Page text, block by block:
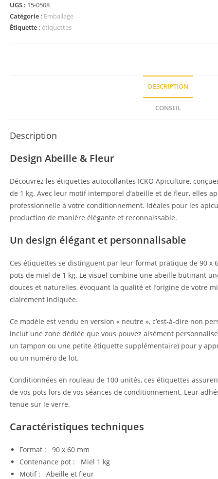
UGS : 15-0508
Catégorie : Emballage
Étiquette : étiquettes
DESCRIPTION
CONSEIL
Description
Design Abeille & Fleur
Découvrez les étiquettes autocollantes ICKO Apiculture,
de 1 kg. Avec leur motif intemporel d’abeille et de fleur, elles
professionnelle à votre conditionnement. Idéales pour les
production de manière élégante et reconnaissable.
Un design élégant et personnalisable
Ces étiquettes se distinguent par leur format pratique de 90 x
pots de miel de 1 kg. Le visuel combine une abeille butinant
douces et naturelles, évoquant la qualité et l’origine de votre
clairement indiquée.
Ce modèle est vendu en version « neutre », c’est-à-dire non
inclut une zone dédiée que vous pouvez aisément
un tampon ou une petite étiquette supplémentaire) pour y
ou un numéro de lot.
Conditionnées en rouleau de 100 unités, ces étiquettes
de vos pots lors de vos séances de conditionnement. Leur
tenue sur le verre.
Caractéristiques techniques
Format : 90 x 60 mm
Contenance pot : Miel 1 kg
Motif : Abeille et fleur